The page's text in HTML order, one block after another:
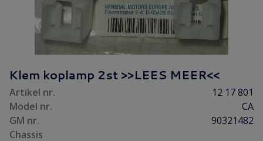
Klem koplamp 2st >>LEES MEER<<
Artikel nr.
12 17 801
Model nr.
CA
GM nr.
90321482
Chassis